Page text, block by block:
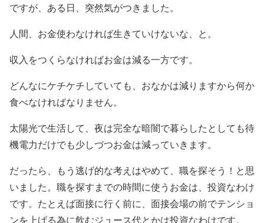
ですが、ある日、突然気がつきました。
人間、お金使わなければ生きていけないな、と。
収入をつくらなければお金は減る一方です。
どんなにケチケチしていても、おなかは減りますから何か
食べなければなりません。
太陽光で生活して、夜は完全な暗闇で暮らしたとしても待
機電力だけでも少しづつお金は減っていきます。
だったら、もう逃げ的な考えはやめて、職を探そう！と思
いました。職を探すまでの時間に使うお金は、投資なわけ
です。たとえば面接に行く前に、面接会場の前でテンショ
ンを上げる為に飲むジュース代とかは投資なわけです。